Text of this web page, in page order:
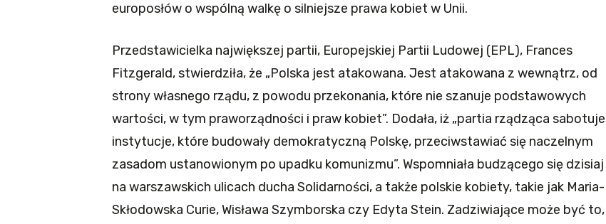
europosłów o wspólną walkę o silniejsze prawa kobiet w Unii.
Przedstawicielka największej partii, Europejskiej Partii Ludowej (EPL), Frances
Fitzgerald, stwierdziła, że „Polska jest atakowana. Jest atakowana z wewnątrz, od
strony własnego rządu, z powodu przekonania, które nie szanuje podstawowych
wartości, w tym praworządności i praw kobiet”. Dodała, iż „partia rządząca sabotuje
instytucje, które budowały demokratyczną Polskę, przeciwstawiać się naczelnym
zasadom ustanowionym po upadku komunizmu”. Wspomniała budzącego się dzisiaj
na warszawskich ulicach ducha Solidarności, a także polskie kobiety, takie jak Maria-
Skłodowska Curie, Wisława Szymborska czy Edyta Stein. Zadziwiające może być to,